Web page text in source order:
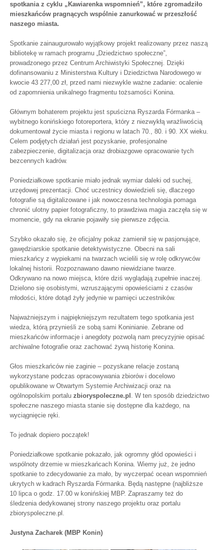
spotkania z cyklu „Kawiarenka wspomnień”, które zgromadziło
mieszkańców pragnących wspólnie zanurkować w przeszłość
naszego miasta.
Spotkanie zainaugurowało wyjątkowy projekt realizowany przez naszą
bibliotekę w ramach programu „Dziedzictwo społeczne”,
prowadzonego przez Centrum Archiwistyki Społecznej. Dzięki
dofinansowaniu z Ministerstwa Kultury i Dziedzictwa Narodowego w
kwocie 43 277,00 zł, przed nami niezwykle ważne zadanie: ocalenie
od zapomnienia unikalnego fragmentu tożsamości Konina.
Głównym bohaterem projektu jest spuścizna Ryszarda Fórmanka –
wybitnego konińskiego fotoreportera, który z niezwykłą wrażliwością
dokumentował życie miasta i regionu w latach 70., 80. i 90. XX wieku.
Celem podjętych działań jest pozyskanie, profesjonalne
zabezpieczenie, digitalizacja oraz drobiazgowe opracowanie tych
bezcennych kadrów.
Poniedziałkowe spotkanie miało jednak wymiar daleki od suchej,
urzędowej prezentacji. Choć uczestnicy dowiedzieli się, dlaczego
fotografie są digitalizowane i jak nowoczesna technologia pomaga
chronić ulotny papier fotograficzny, to prawdziwa magia zaczęła się w
momencie, gdy na ekranie pojawiły się pierwsze zdjęcia.
Szybko okazało się, że oficjalny pokaz zamienił się w pasjonujące,
gawędziarskie spotkanie detektywistyczne. Obecni na sali
mieszkańcy z wypiekami na twarzach wcielili się w rolę odkrywców
lokalnej historii. Rozpoznawano dawno niewidziane twarze.
Odkrywano na nowo miejsca, które dziś wyglądają zupełnie inaczej.
Dzielono się osobistymi, wzruszającymi opowieściami z czasów
młodości, które dotąd żyły jedynie w pamięci uczestników.
Najważniejszym i najpiękniejszym rezultatem tego spotkania jest
wiedza, którą przynieśli ze sobą sami Koninianie. Zebrane od
mieszkańców informacje i anegdoty pozwolą nam precyzyjnie opisać
archiwalne fotografie oraz zachować żywą historię Konina.
Głos mieszkańców nie zaginie – pozyskane relacje zostaną
wykorzystane podczas opracowywania zbiorów i docelowo
opublikowane w Otwartym Systemie Archiwizacji oraz na
ogólnopolskim portalu zbioryspoleczne.pl . W ten sposób dziedzictwo
społeczne naszego miasta stanie się dostępne dla każdego, na
wyciągnięcie ręki.
To jednak dopiero początek!
Poniedziałkowe spotkanie pokazało, jak ogromny głód opowieści i
wspólnoty drzemie w mieszkańcach Konina. Wiemy już, że jedno
spotkanie to zdecydowanie za mało, by wyczerpać ocean wspomnień
ukrytych w kadrach Ryszarda Fórmanka. Będą następne (najbliższe
10 lipca o godz. 17.00 w konińskiej MBP. Zapraszamy też do
śledzenia dedykowanej strony naszego projektu oraz portalu
zbioryspoleczne.pl.
Justyna Zacharek (MBP Konin)